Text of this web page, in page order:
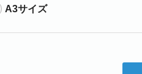
A3サイズ